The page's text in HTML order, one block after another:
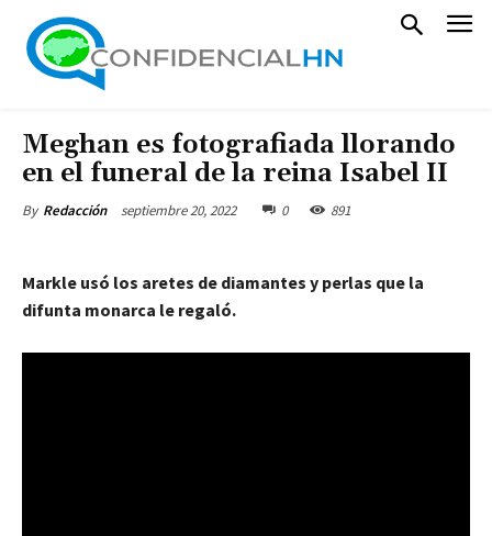
Meghan es fotografiada llorando
en el funeral de la reina Isabel II
By Redacción septiembre 20, 2022 0 891
Markle usó los aretes de diamantes y perlas que la
difunta monarca le regaló.